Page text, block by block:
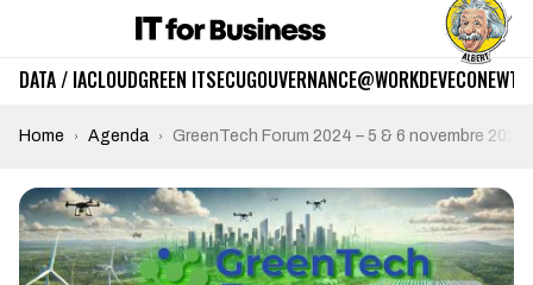
DATA / IACLOUDGREEN ITSECUGOUVERNANCE@WORKDEVECO
Home Agenda GreenTech Forum 2024 – 5 & 6 novembre 2024